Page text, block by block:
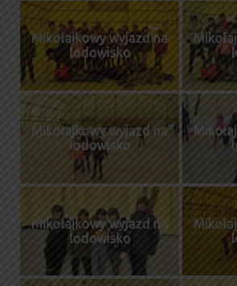
Mikołajkowy wyjazd na
lodowisko
Mikołajkowy wyjazd na
lodowisko
Mikołajkowy wyjazd na
lodowisko